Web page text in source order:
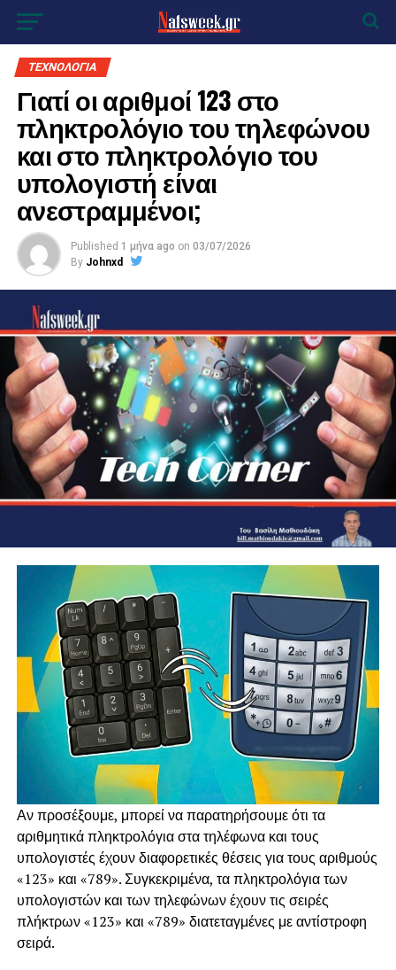
ΤΕΧΝΟΛΟΓΙΑ
Γιατί οι αριθμοί 123 στο
πληκτρολόγιο του τηλεφώνου
και στο πληκτρολόγιο του
υπολογιστή είναι
ανεστραμμένοι;
Published 1 μήνα ago on 03/07/2026
By Johnxd
Αν προσέξουμε, μπορεί να παρατηρήσουμε ότι τα
αριθμητικά πληκτρολόγια στα τηλέφωνα και τους
υπολογιστές έχουν διαφορετικές θέσεις για τους αριθμούς
«123» και «789». Συγκεκριμένα, τα πληκτρολόγια των
υπολογιστών και των τηλεφώνων έχουν τις σειρές
πλήκτρων «123» και «789» διατεταγμένες με αντίστροφη
σειρά.